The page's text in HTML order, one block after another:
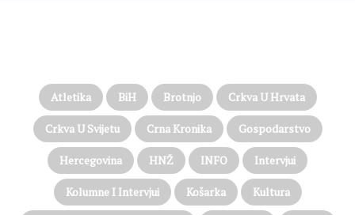
Atletika BiH Brotnjo Crkva U Hrvata
Crkva U Svijetu Crna Kronika Gospodarstvo
Hercegovina HNŽ INFO Intervjui
Kolumne I Intervjui Košarka Kultura